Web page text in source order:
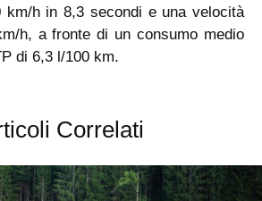
h in 8,3 secondi e una velocità
h, a fronte di un consumo medio
di 6,3 l/100 km.
Correlati